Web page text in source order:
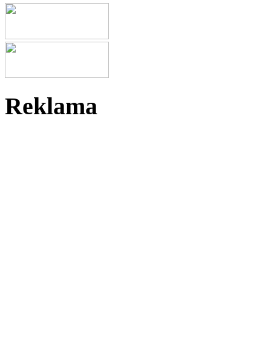
Reklama